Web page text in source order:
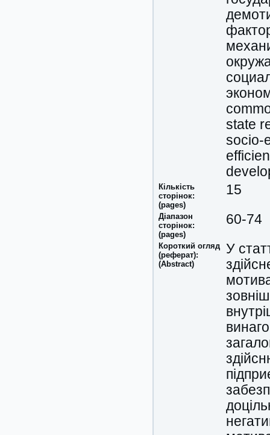
state
socio-
Кількість
сторінок:
(pages)
15
Діапазон
сторінок:
(pages)
60-74
Короткий огляд
(реферат):
(Abstract)
У